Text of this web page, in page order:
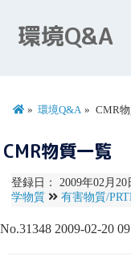
環境Q&A
環境Q&A CMR
CMR物質一
登録日： 2009年02月
学物質
有害物質/
No.31348 2009-02-20